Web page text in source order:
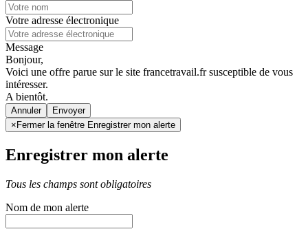
Votre adresse électronique
Message
Bonjour,
Voici une offre parue sur le site francetravail.fr susceptible de vous
intéresser.
A bientôt.
Annuler
× Fermer la fenêtre Enregistrer mon alerte
Enregistrer mon alerte
Tous les champs sont obligatoires
Nom de mon alerte